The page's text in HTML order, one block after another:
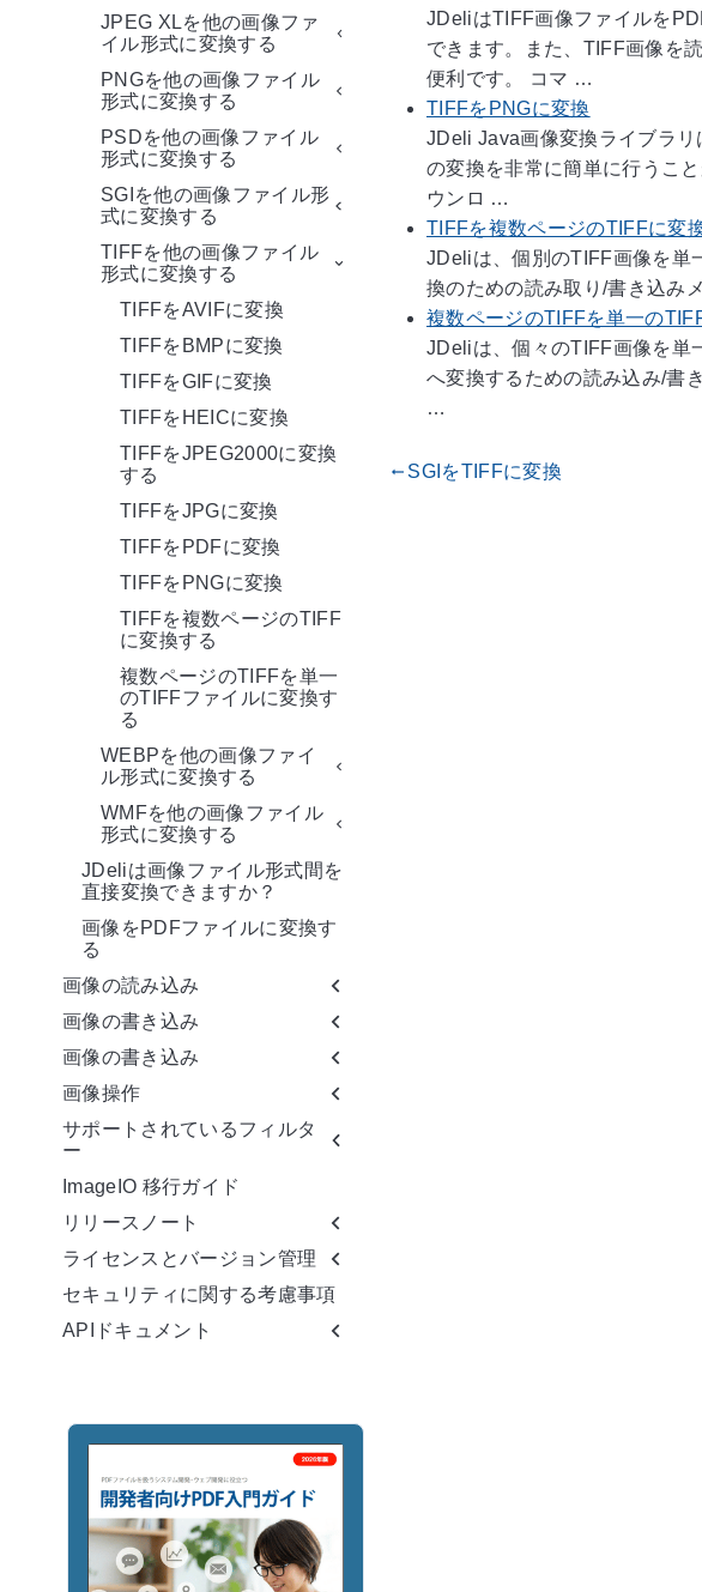
JPEG XLを他の画像ファ
イル形式に変換する
PNGを他の画像ファイル
形式に変換する
PSDを他の画像ファイル
形式に変換する
SGIを他の画像ファイル形
式に変換する
TIFFを他の画像ファイル
形式に変換する
TIFFをAVIFに変換
TIFFをBMPに変換
TIFFをGIFに変換
TIFFをHEICに変換
TIFFをJPEG2000に変換
する
TIFFをJPGに変換
TIFFをPDFに変換
TIFFをPNGに変換
TIFFを複数ページのTIFF
に変換する
複数ページのTIFFを単一
のTIFFファイルに変換す
る
WEBPを他の画像ファイ
ル形式に変換する
WMFを他の画像ファイル
形式に変換する
JDeliは画像ファイル形式間を
直接変換できますか？
画像をPDFファイルに変換す
る
画像の読み込み
画像の書き込み
画像の書き込み
画像操作
サポートされているフィルタ
ー
ImageIO 移行ガイド
リリースノート
ライセンスとバージョン管理
セキュリティに関する考慮事項
APIドキュメント
JDeliはTIFF画像ファイルを
できます。また、TIFF画像を
便利です。 コマ …
TIFFをPNGに変換
JDeli Java画像変換ライブラ
の変換を非常に簡単に行うこ
ウンロ …
TIFFを複数ページのTIFFに変
JDeliは、個別のTIFF画像を単
換のための読み取り/書き込み
複数ページのTIFFを単一の
JDeliは、個々のTIFF画像を単
へ変換するための読み込み/書
…
gdoc_arrow_left_alt SGIをTIFFに変換